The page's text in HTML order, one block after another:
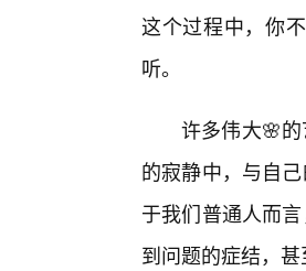
这个过程中，你
听。
许多伟大🌸
的寂静中，与自
于我们普通人而
到问题的症结，